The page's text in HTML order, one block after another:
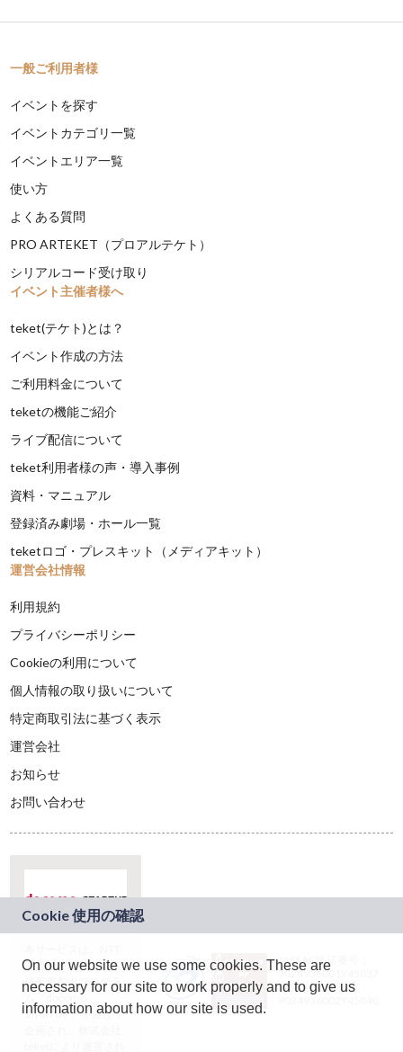
一般ご利用者様
イベントを探す
イベントカテゴリ一覧
イベントエリア一覧
使い方
よくある質問
PRO ARTEKET（プロアルテケト）
シリアルコード受け取り
イベント主催者様へ
teket(テケト)とは？
イベント作成の方法
ご利用料金について
teketの機能ご紹介
ライブ配信について
teket利用者様の声・導入事例
資料・マニュアル
登録済み劇場・ホール一覧
teketロゴ・プレスキット（メディアキット）
運営会社情報
利用規約
プライバシーポリシー
Cookieの利用について
個人情報の取り扱いについて
特定商取引法に基づく表示
運営会社
お知らせ
お問い合わせ
ドコモグループの新
規事業創出プログラ
ム「docomo
STARTUP」を通じて
JASRAC許諾番号：
9024936001Y45037
JASRAC許諾番号：
On our website we use some cookies. These are
necessary for our site to work properly and to give us
information about how our site is used.